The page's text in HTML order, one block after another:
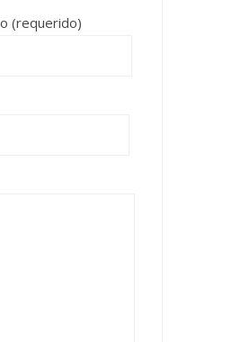
(requerido)